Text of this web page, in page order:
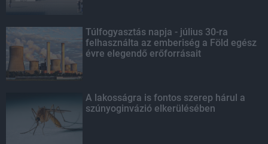
Túlfogyasztás napja - július 30-ra
felhasználta az emberiség a Föld egész
évre elegendő erőforrásait
A lakosságra is fontos szerep hárul a
szúnyoginvázió elkerülésében